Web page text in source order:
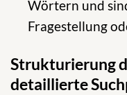
Wörtern und
Fragestellung
Strukturierung
detaillierte